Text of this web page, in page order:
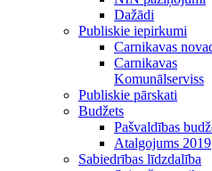
Dažādi
Publiskie iepirkumi
Carnikavas
Carnikavas
Komunālserviss
Publiskie pārskati
Budžets
Pašvaldības
Atalgojums 2019
Sabiedrības līdzdalība